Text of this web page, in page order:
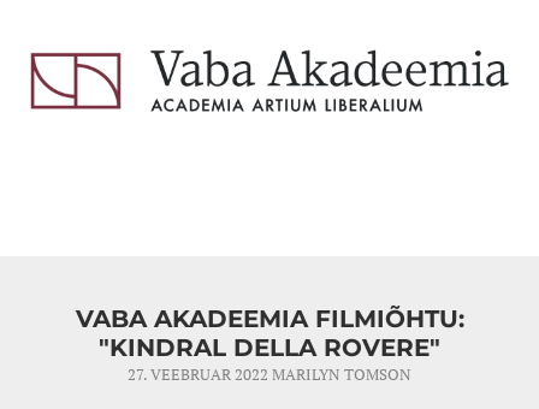
VABA AKADEEMIA FILMIÕHTU:
"KINDRAL DELLA ROVERE"
27. VEEBRUAR 2022 MARILYN TOMSON